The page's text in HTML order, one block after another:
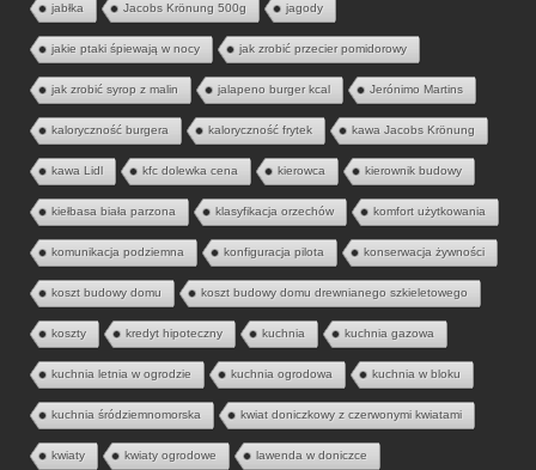
jabłka Jacobs Krönung 500g jagody
jakie ptaki śpiewają w nocy jak zrobić przecier pomidorowy
jak zrobić syrop z malin jalapeno burger kcal Jerónimo Martins
kaloryczność burgera kaloryczność frytek kawa Jacobs Krönung
kawa Lidl kfc dolewka cena kierowca kierownik budowy
kiełbasa biała parzona klasyfikacja orzechów komfort użytkowania
komunikacja podziemna konfiguracja pilota konserwacja żywności
koszt budowy domu koszt budowy domu drewnianego szkieletowego
koszty kredyt hipoteczny kuchnia kuchnia gazowa
kuchnia letnia w ogrodzie kuchnia ogrodowa kuchnia w bloku
kuchnia śródziemnomorska kwiat doniczkowy z czerwonymi kwiatami
kwiaty kwiaty ogrodowe lawenda w doniczce